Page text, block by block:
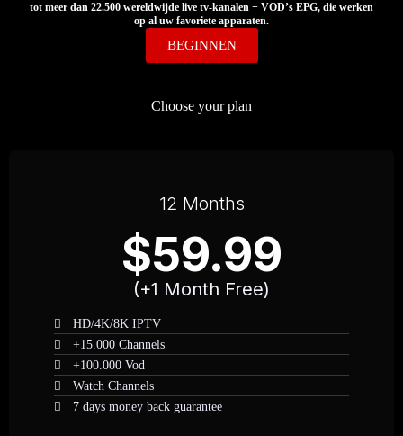
tot meer dan 22.500 wereldwijde live tv-kanalen + VOD’s EPG, die werken
op al uw favoriete apparaten.
BEGINNEN
Choose your plan
12 Months
$59.99
(+1 Month Free)
HD/4K/8K IPTV
+15.000 Channels
+100.000 Vod
Watch Channels
7 days money back guarantee